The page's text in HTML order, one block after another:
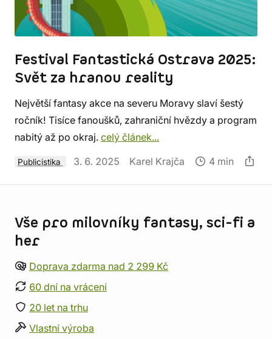
Festival Fantastická Ostrava 2025:
Svět za hranou reality
Největší fantasy akce na severu Moravy slaví šestý
ročník! Tisíce fanoušků, zahraniční hvězdy a program
nabitý až po okraj. celý článek...
Publicistika 3. 6. 2025 Karel Krajča 4 min
Vše pro milovníky fantasy, sci-fi a
her
Doprava zdarma nad 2 299 Kč
60 dní na vrácení
20 let na trhu
Vlastní výroba